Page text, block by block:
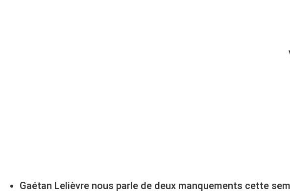
Gaétan Lelièvre nous parle de deux manquements cette